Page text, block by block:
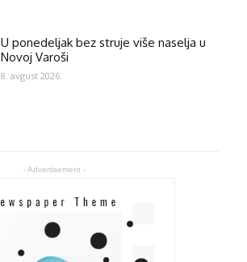
U ponedeljak bez struje više naselja u
Novoj Varoši
8. avgust 2026.
- Advertisement -